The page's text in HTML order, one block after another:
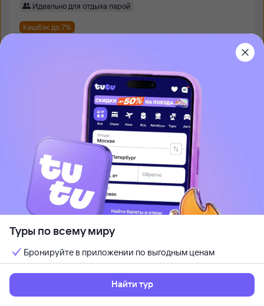
Идеально для отдыха парой
Кешбэк до 7%
Рекомендуем
3 Shikara Beach Resort
Южный Гоа, Индия
Wi-Fi
Идеально для отдыха парой
от200 ⁠912 ⁠₽
Туры по всему миру
Бронируйте в приложении по выгодным ценам
Найти тур